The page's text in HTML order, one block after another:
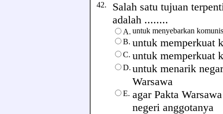
42. Salah satu tujuan
adalah ........
A. untuk menyebarkan
B. untuk memperkuat
C. untuk memperkuat
D. untuk menarik
Warsawa
E. agar Pakta
negeri anggotanya